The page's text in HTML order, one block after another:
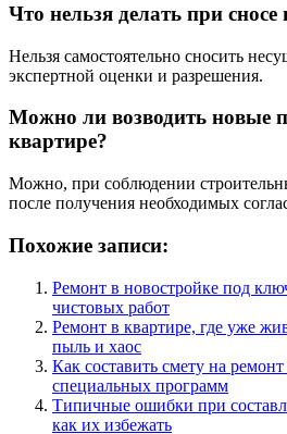
Что нельзя делать при сносе
Нельзя самостоятельно сносить
экспертной оценки и разрешения.
Можно ли возводить новые
квартире?
Можно, при соблюдении
после получения необходимых
Похожие записи:
Ремонт в новостройке под
чистовых работ
Ремонт в квартире, где уже
пыль и хаос
Как составить смету на
специальных программ
Типичные ошибки при
как их избежать